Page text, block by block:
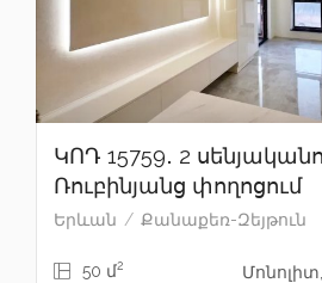
ԿՈԴ 15759․ 2
Ռուբինյանց փողոցում
Երևան Քանաքեռ-Զեյթուն
50 մ2